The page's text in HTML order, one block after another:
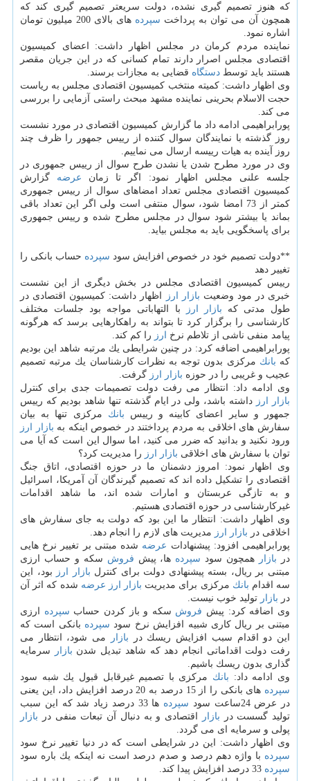
كه هنوز تصمیم گیری نشده، دولت سریعتر تصمیم گیری كند كه
همچون آن می توان به پرداخت سپرده
های بالای 200 میلیون تومان
اشاره نمود.
نماینده مردم كرمان در مجلس اظهار داشت: اعضای كمیسیون
اقتصادی مجلس اصرار دارند تمام كسانی كه در این جریان مقصر
هستند باید توسط دستگاه قضایی به مجازات برسند.
وی اظهار داشت: كمیته منتخب كمیسیون اقتصادی مجلس به ریاست
حجت الاسلام بحرینی نماینده مشهد مبحث راستی آزمایی را بررسی
می كند.
پورابراهیمی ادامه داد ما گزارش كمیسیون اقتصادی در مورد نشست
روز گذشته با نمایندگان سوال كننده از رییس جمهور را ظرف چند
روز آینده به هیات رییسه ارسال می نماییم.
وی در مورد مطرح شدن یا نشدن طرح سوال از رییس جمهوری در
جلسه علنی مجلس اظهار نمود: اگر تا زمان عرضه گزارش
كمیسیون اقتصادی مجلس تعداد امضاهای سوال از رییس جمهوری
كمتر از 73 امضا شود، سوال منتفی است ولی اگر این تعداد باقی
بماند یا بیشتر شود سوال در مجلس مطرح شده و رییس جمهوری
برای پاسخگویی باید به مجلس بیاید.
**دولت تصمیم خود در خصوص افزایش سود سپرده حساب بانكی را
تغییر دهد
رییس كمیسیون اقتصادی مجلس در بخش دیگری از این نشست
خبری در مود وضعیت بازار ارز
اظهار داشت: كمیسیون اقتصادی در
طول مدتی كه بازار ارز
با التهاباتی مواجه بود جلسات مختلف
كارشناسی را برگزار كرد تا بتواند به راهكارهایی برسد كه هرگونه
پیامد منفی ناشی از تلاطم نرخ ارز را كم كند.
پورابراهیمی اضافه كرد: در چنین شرایطی یك مرتبه شاهد این بودیم
كه بانك مركزی بدون توجه به نظرات كارشناسان یك مرتبه تصمیم
عجیب و غریبی را در حوزه بازار ارز گرفت.
وی ادامه داد: انتظار می رفت دولت تصمیمات جدی برای كنترل
بازار
ارز داشته باشد، ولی در ایام گذشته تنها شاهد بودیم كه رییس
جمهور و سایر اعضای كابینه و رییس بانك مركزی تنها به بیان
سفارش های اخلاقی به مردم پرداختند در خصوص اینكه به بازار
ارز
ورود نكنید و بدانید كه ضرر می كنید، اما سوال این است كه آیا می
توان با سفارش های اخلاقی بازار ارز را مدیریت كرد؟
وی اظهار نمود: امروز دشمنان ما در حوزه اقتصادی، اتاق جنگ
اقتصادی را تشكیل داده اند كه تصمیم گیرندگان آن آمریكا، اسرائیل
و به تازگی عربستان و امارات شده اند، ما شاهد اقدامات
غیركارشناسی در حوزه اقتصادی هستیم.
وی اظهار داشت: انتظار ما این بود كه دولت به جای سفارش های
اخلاقی در بازار ارز مدیریت های لازم را انجام دهد.
پورابراهیمی افزود: پیشنهادات عرضه شده مبتنی بر تغییر نرخ هایی
در بازار همچون سود سپرده ها، پیش فروش سكه و حساب ارزی
مبتنی بر ریال، بسته پیشنهادی دولت برای كنترل بازار ارز
بود، این
سه اقدام بانك مركزی برای مدیریت بازار ارز عرضه شده كه اثر آن
در بازار تولید خوب نیست.
وی اضافه كرد: پیش فروش سكه و باز كردن حساب سپرده ارزی
مبتنی بر ریال كاری شبیه افزایش نرخ سود سپرده بانكی است كه
این دو اقدام سبب افزایش ریسك در بازار
می شود، انتظار می
رفت دولت اقداماتی انجام دهد كه شاهد تبدیل شدن بازار
سرمایه
گذاری بدون ریسك باشیم.
وی ادامه داد: بانك مركزی با تصمیم غیرقابل قبول یك شبه سود
سپرده
های بانكی را از 15 درصد به 20 درصد افزایش داد، این یعنی
در عرض 24ساعت سود
سپرده
ها 33 درصد زیاد شد كه این سبب
تولید گسست در بازار اقتصادی و به دنبال آن تبعات منفی در بازار
پولی و سرمایه ای می گردد.
وی اظهار داشت: این در شرایطی است كه در دنیا تغییر نرخ سود
سپرده با واژه دهم درصد و صدم درصد است نه اینكه یك باره سود
سپرده